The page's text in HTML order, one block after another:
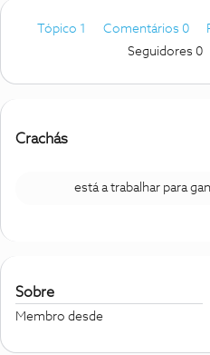
Tópico 1 Comentários 0
Seguidores 0
Crachás
está a trabalhar para
Sobre
Membro desde